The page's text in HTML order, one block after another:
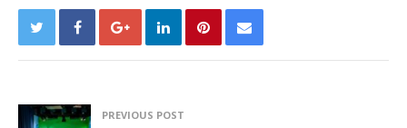
PREVIOUS POST